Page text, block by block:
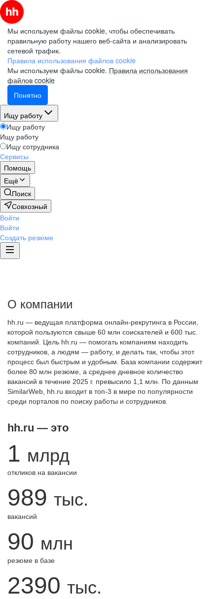
Мы используем файлы cookie, чтобы обеспечивать
правильную работу нашего веб-сайта и анализировать
сетевой трафик.
Правила использования файлов cookie
Мы используем файлы cookie. Правила использования
файлов cookie
Понятно
Ищу работу
Ищу работу
Ищу работу
Ищу сотрудника
Сервисы
Помощь
Ещё
Поиск
Совхозный
Войти
Войти
Создать резюме
О компании
hh.ru — ведущая платформа онлайн-рекрутинга в России,
которой пользуются свыше 60 млн соискателей и 600 тыс.
компаний. Цель hh.ru — помогать компаниям находить
сотрудников, а людям — работу, и делать так, чтобы этот
процесс был быстрым и удобным. База компании содержит
более 80 млн резюме, а среднее дневное количество
вакансий в течение 2025 г. превысило 1,1 млн. По данным
SimilarWeb, hh.ru входит в топ-3 в мире по популярности
среди порталов по поиску работы и сотрудников.
hh.ru — это
1 млрд
откликов на вакансии
989 тыс.
вакансий
90 млн
резюме в базе
2390 тыс.